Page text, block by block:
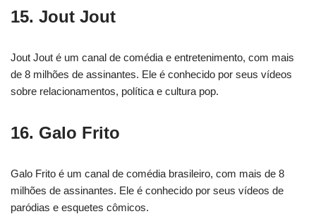
15. Jout Jout
Jout Jout é um canal de comédia e entretenimento, com mais
de 8 milhões de assinantes. Ele é conhecido por seus vídeos
sobre relacionamentos, política e cultura pop.
16. Galo Frito
Galo Frito é um canal de comédia brasileiro, com mais de 8
milhões de assinantes. Ele é conhecido por seus vídeos de
paródias e esquetes cômicos.